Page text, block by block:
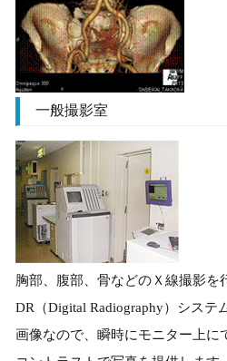
一般撮影室
胸部、腹部、骨などのＸ線撮影を
DR（Digital Radiography）システ
画像なので、瞬時にモニター上に